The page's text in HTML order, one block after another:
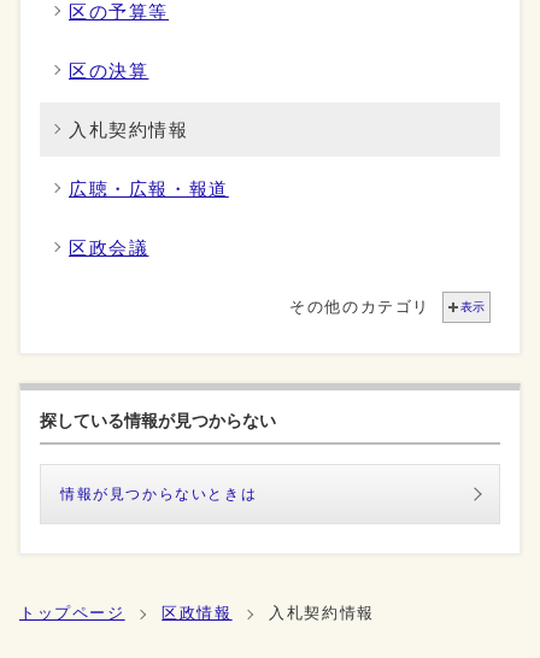
区の予算等
区の決算
入札契約情報
広聴・広報・報道
区政会議
その他のカテゴリ 表示
探している情報が見つからない
情報が見つからないときは
トップページ 区政情報 入札契約情報